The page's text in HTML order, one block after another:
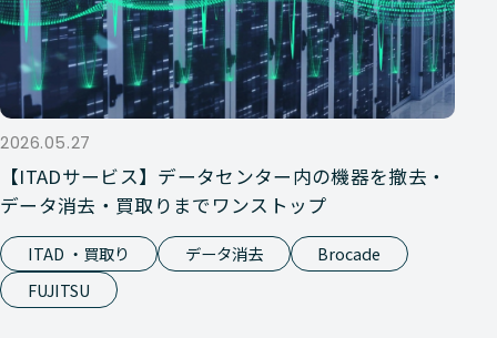
2026.05.27
【ITADサービス】データセンター内の機器を撤去・
データ消去・買取りまでワンストップ
ITAD ・買取り データ消去
Brocade
FUJITSU